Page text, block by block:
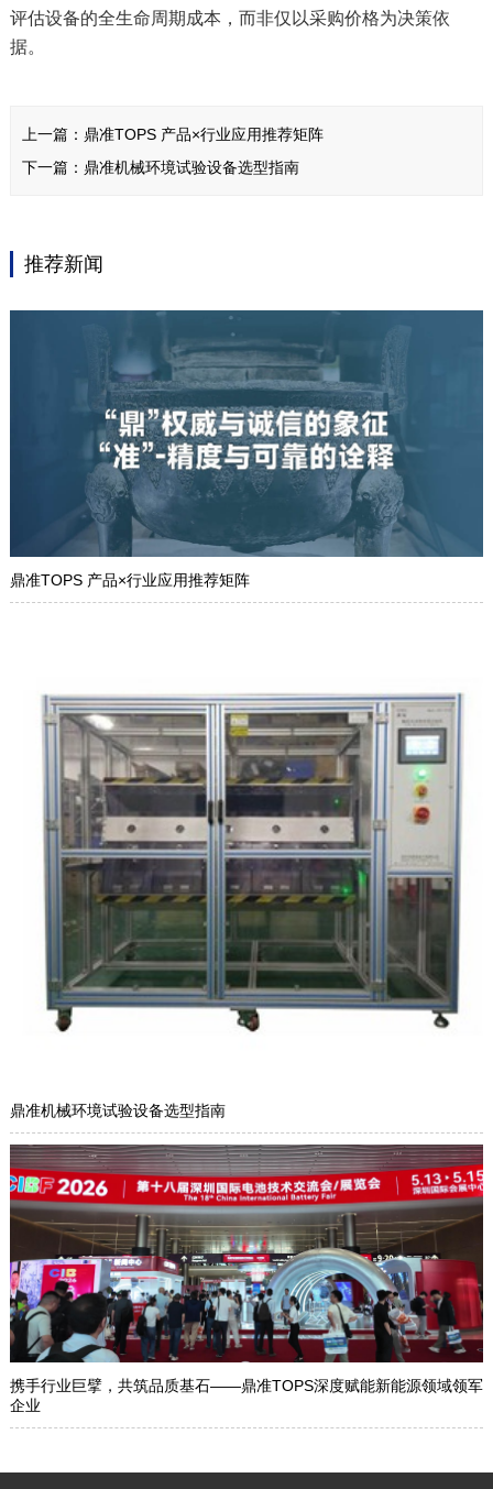
评估设备的全生命周期成本，而非仅以采购价格为决策依
据。
上一篇： 鼎准TOPS 产品×行业应用推荐矩阵
下一篇： 鼎准机械环境试验设备选型指南
推荐新闻
鼎准TOPS 产品×行业应用推荐矩阵
鼎准机械环境试验设备选型指南
携手行业巨擘，共筑品质基石——鼎准TOPS深度赋能新能源领域领军
企业